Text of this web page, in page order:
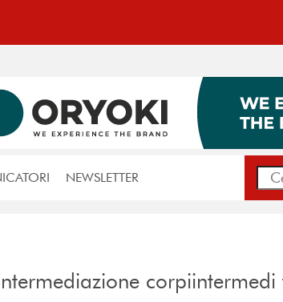
NEWSLETTER
corpiintermedi